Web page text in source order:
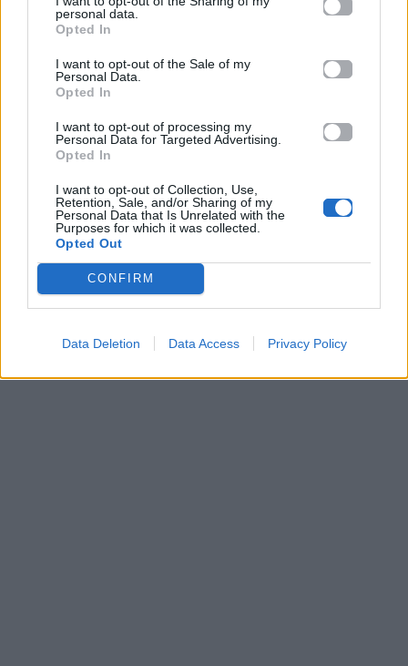
personal data.
Opted In
I want to opt-out of the Sale of my
Personal Data.
Opted In
I want to opt-out of processing my
Personal Data for Targeted Advertising.
Opted In
I want to opt-out of Collection, Use,
Retention, Sale, and/or Sharing of my
Personal Data that Is Unrelated with the
Purposes for which it was collected.
Opted Out
CONFIRM
Data Deletion Data Access Privacy Policy
Κώστας Μαρτάκης
Κώστας Μαρτάκης
γνωρίσαμε το2006μέσα από το reality
Dream
Show, όπου ξεχώρισε αμέσως για την εμφάνισή
του. Το πρόσωπό του μοιάζει να μην έχει αλλάξει
καθόλου από τότε, με τη νεανική του όψη και το
αθλητικό του παράστημα να τον κρατούν στην
κατηγορία των «αιώνιων εφήβων».